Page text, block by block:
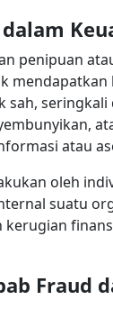
penipuan
sah, seringkali
atau
oleh
suatu
kerugian
Fraud